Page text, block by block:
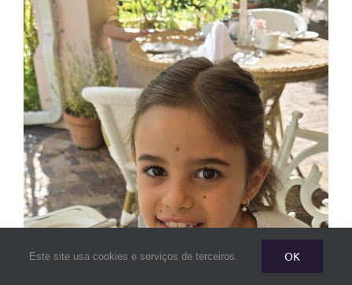
Este site usa cookies e serviços de terceiros. OK